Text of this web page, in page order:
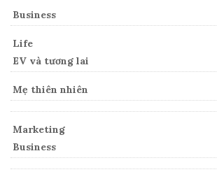
Business
Life
EV và tương lai
Mẹ thiên nhiên
Marketing
Business